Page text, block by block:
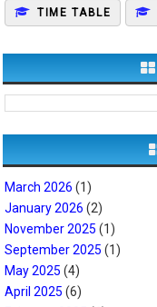
TIME TABLE
March 2026 (1)
January 2026 (2)
November 2025 (1)
September 2025 (1)
May 2025 (4)
April 2025 (6)